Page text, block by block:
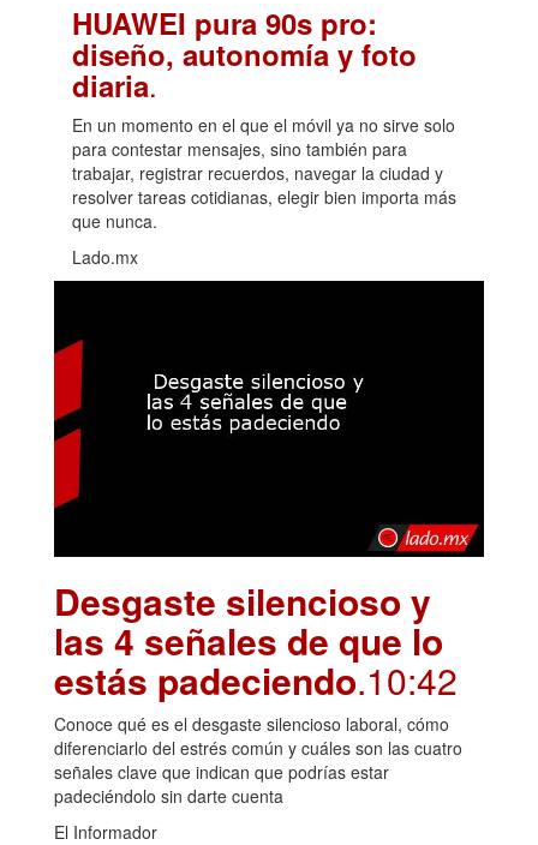
HUAWEI pura 90s pro:
diseño, autonomía y foto
diaria.
En un momento en el que el móvil ya no sirve solo
para contestar mensajes, sino también para
trabajar, registrar recuerdos, navegar la ciudad y
resolver tareas cotidianas, elegir bien importa más
que nunca.
Lado.mx
Desgaste silencioso y
las 4 señales de que lo
estás padeciendo.10:42
Conoce qué es el desgaste silencioso laboral, cómo
diferenciarlo del estrés común y cuáles son las cuatro
señales clave que indican que podrías estar
padeciéndolo sin darte cuenta
El Informador